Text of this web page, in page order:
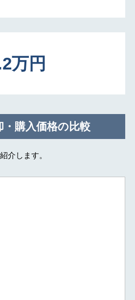
万円
購入価格の比較
介します。